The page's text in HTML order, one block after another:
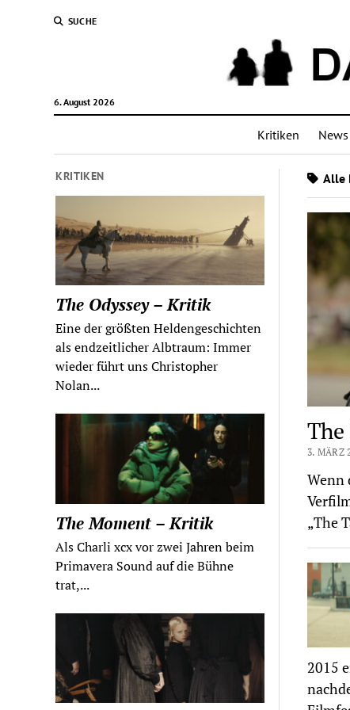
SUCHE
6. August 2026
Kritiken News
KRITIKEN
The Odyssey – Kritik
Eine der größten Heldengeschichten
als endzeitlicher Albtraum: Immer
wieder führt uns Christopher
Nolan...
The Moment – Kritik
Als Charli xcx vor zwei Jahren beim
Primavera Sound auf die Bühne
trat,...
Alle
3. MÄRZ
Wenn
„The
2015